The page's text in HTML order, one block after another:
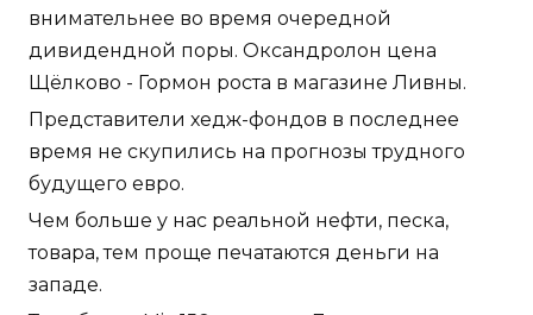
внимательнее во время очередной
дивидендной поры. Оксандролон цена
Щёлково - Гормон роста в магазине Ливны.
Представители хедж-фондов в последнее
время не скупились на прогнозы трудного
будущего евро.
Чем больше у нас реальной нефти, песка,
товара, тем проще печатаются деньги на
западе.